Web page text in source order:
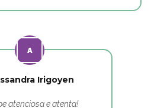
Irigoyen
atenciosa e atenta!